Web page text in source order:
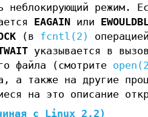
неблокирующий режим.
EAGAIN или
(в fcntl(2)
указывается в
файла (смотрите
а также на другие
на это описание
с Linux 2.2)